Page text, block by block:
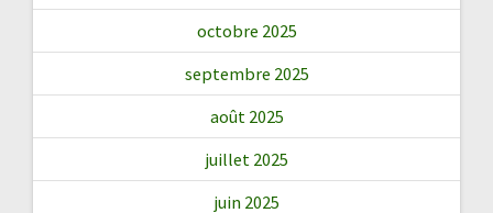
octobre 2025
septembre 2025
août 2025
juillet 2025
juin 2025